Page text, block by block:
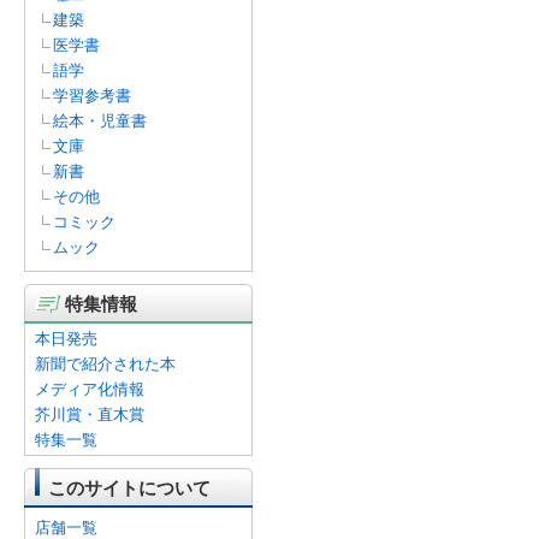
建築
医学書
語学
学習参考書
絵本・児童書
文庫
新書
その他
コミック
ムック
特集情報
本日発売
新聞で紹介された本
メディア化情報
芥川賞・直木賞
特集一覧
このサイトについて
店舗一覧